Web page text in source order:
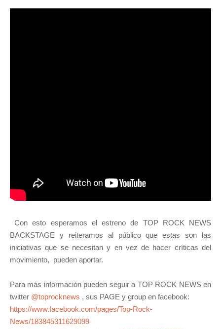
Con esto esperamos el estreno de TOP ROCK NEWS
BACKSTAGE y reiteramos al público que estas son las
iniciativas que se necesitan y en vez de hacer críticas del
movimiento, pueden aportar.
Para más información pueden seguir a TOP ROCK NEWS en
twitter @toprocknews , sus PAGE y group en facebook:
https://www.facebook.com/pages/Top-Rock-
News/183845311629099